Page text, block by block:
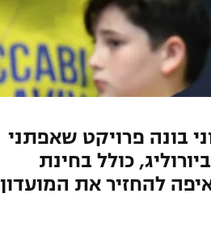
בונה פרויקט שאפתני
כולל בחינת
להחזיר את המועדון